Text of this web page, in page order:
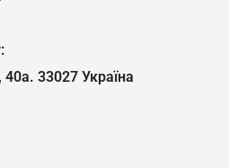
33027 Україна